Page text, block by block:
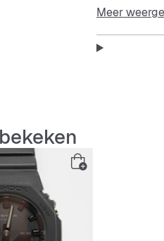
van de
zoals een
licht en
stevige
Meer